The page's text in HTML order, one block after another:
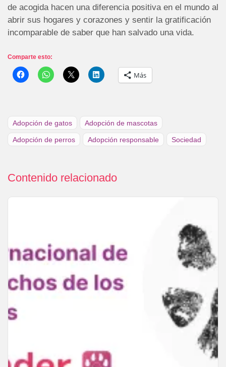
de acogida hacen una diferencia positiva en el mundo al
abrir sus hogares y corazones y sentir la gratificación
incomparable de saber que han salvado una vida.
Comparte esto:
Más
Adopción de gatos Adopción de mascotas
Adopción de perros Adopción responsable Sociedad
Contenido relacionado